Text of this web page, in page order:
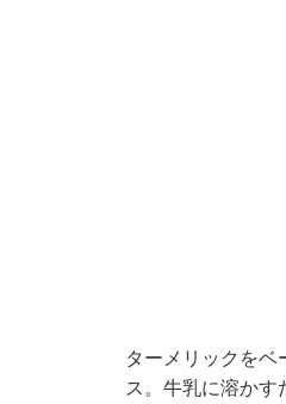
ターメリックをベ
ス。牛乳に溶か